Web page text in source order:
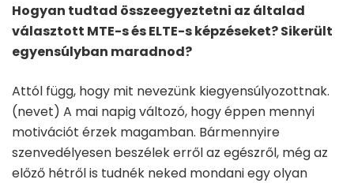
Hogyan tudtad összeegyeztetni az általad
választott MTE-s és ELTE-s képzéseket? Sikerült
egyensúlyban maradnod?
Attól függ, hogy mit nevezünk kiegyensúlyozottnak.
(nevet) A mai napig változó, hogy éppen mennyi
motivációt érzek magamban. Bármennyire
szenvedélyesen beszélek erről az egészről, még az
előző hétről is tudnék neked mondani egy olyan